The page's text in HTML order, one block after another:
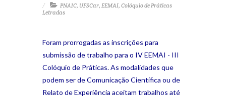
PNAIC, UFSCar, EEMAI, Colóquio de Práticas
Letradas
Foram prorrogadas as inscrições para
submissão de trabalho para o IV EEMAI - III
Colóquio de Práticas. As modalidades que
podem ser de Comunicação Científica ou de
Relato de Experiência aceitam trabalhos até